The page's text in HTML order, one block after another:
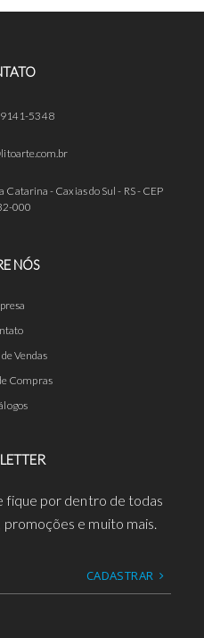
5348
Catarina - Caxias do Sul - RS - CEP
000
NÓS
Vendas
Compras
fique por dentro de todas
e muito mais.
CADASTRAR